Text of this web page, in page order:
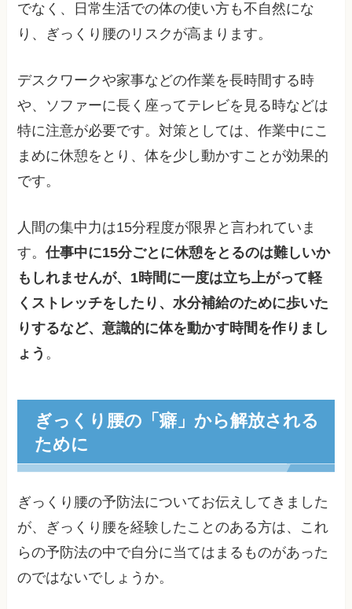
でなく、日常生活での体の使い方も不自然にな
り、ぎっくり腰のリスクが高まります。
デスクワークや家事などの作業を長時間する時
や、ソファーに長く座ってテレビを見る時などは
特に注意が必要です。対策としては、作業中にこ
まめに休憩をとり、体を少し動かすことが効果的
です。
人間の集中力は15分程度が限界と言われていま
す。仕事中に15分ごとに休憩をとるのは難しいか
もしれませんが、1時間に一度は立ち上がって軽
くストレッチをしたり、水分補給のために歩いた
りするなど、意識的に体を動かす時間を作りまし
ょう 。
ぎっくり腰の「癖」から解放される
ために
ぎっくり腰の予防法についてお伝えしてきました
が、ぎっくり腰を経験したことのある方は、これ
らの予防法の中で自分に当てはまるものがあった
のではないでしょうか。